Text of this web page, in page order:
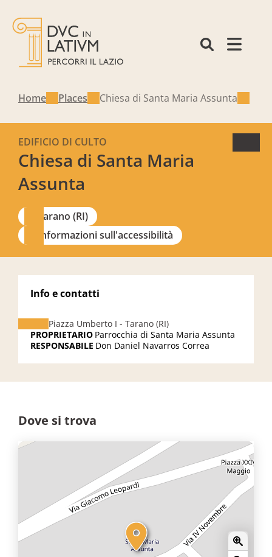
Home Places Chiesa di Santa Maria Assunta
Chiesa di Santa Maria
Assunta
EDIFICIO DI CULTO
Tarano (RI)
Informazioni sull'accessibilità
Info e contatti
Piazza Umberto I - Tarano (RI)
PROPRIETARIO Parrocchia di Santa Maria Assunta
RESPONSABILE Don Daniel Navarros Correa
Dove si trova